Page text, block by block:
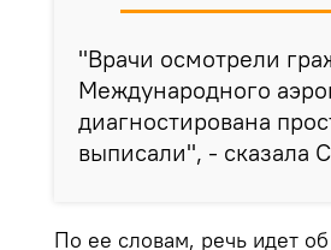
"Врачи осмотрели
Международного
диагностирована
выписали", - сказала
По ее словам, речь идет